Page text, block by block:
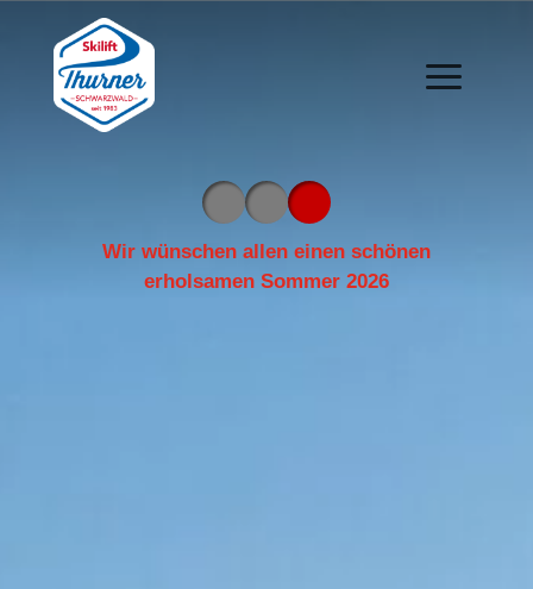
Wir wünschen allen einen schönen
erholsamen Sommer 2026